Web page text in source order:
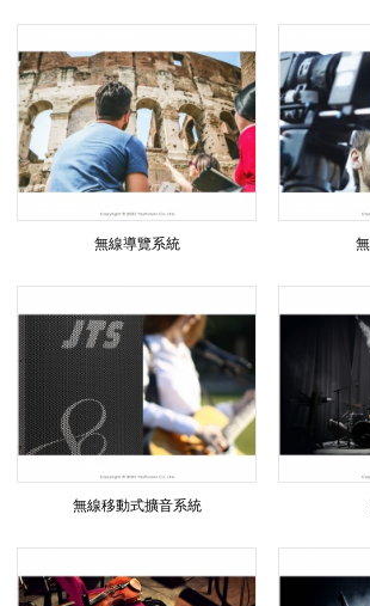
無線導覽系統
無線移動式擴音系統